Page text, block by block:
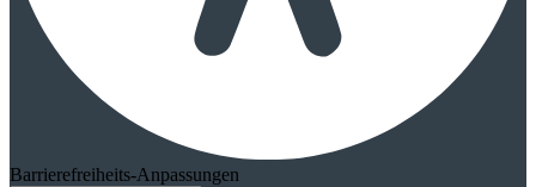
Barrierefreiheits-Anpassungen